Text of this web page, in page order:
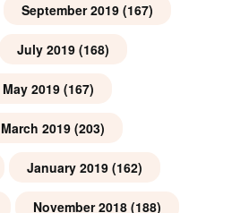
September 2019 (167)
July 2019 (168)
May 2019 (167)
March 2019 (203)
January 2019 (162)
November 2018 (188)